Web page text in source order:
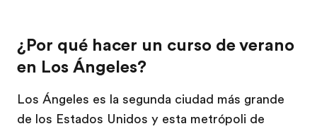
¿Por qué hacer un curso de verano
en Los Ángeles?
Los Ángeles es la segunda ciudad más grande
de los Estados Unidos y esta metrópoli de